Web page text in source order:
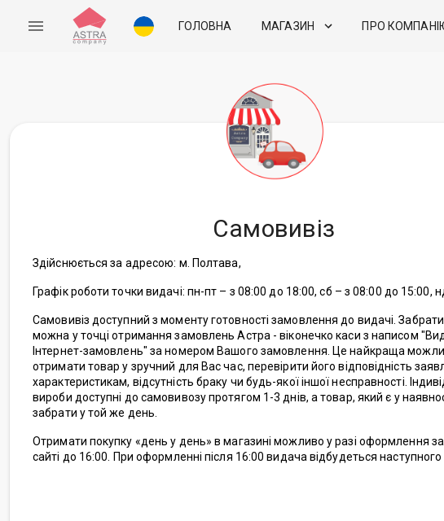
ГОЛОВНА МАГАЗИН ПРО
Самовивіз
Здійснюється за адресою: м. Полтава,
Графік роботи точки видачі: пн-пт – з 08:00 до 18:00, сб – з 08:00 до 15:00,
Самовивіз доступний з моменту готовності замовлення до видачі.
можна у точці отримання замовлень Астра - віконечко каси з написом
Інтернет-замовлень" за номером Вашого замовлення. Це найкраща
отримати товар у зручний для Вас час, перевірити його відповідність
характеристикам, відсутність браку чи будь-якої іншої несправності.
вироби доступні до самовивозу протягом 1-3 днів, а товар, який є у
забрати у той же день.
Отримати покупку «день у день» в магазині можливо у разі оформлення
сайті до 16:00. При оформленні після 16:00 видача відбудеться наступного